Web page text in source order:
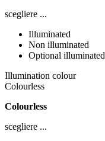
scegliere ...
Illuminated
Non illuminated
Optional illuminated
Illumination colour
Colourless
Colourless
scegliere ...